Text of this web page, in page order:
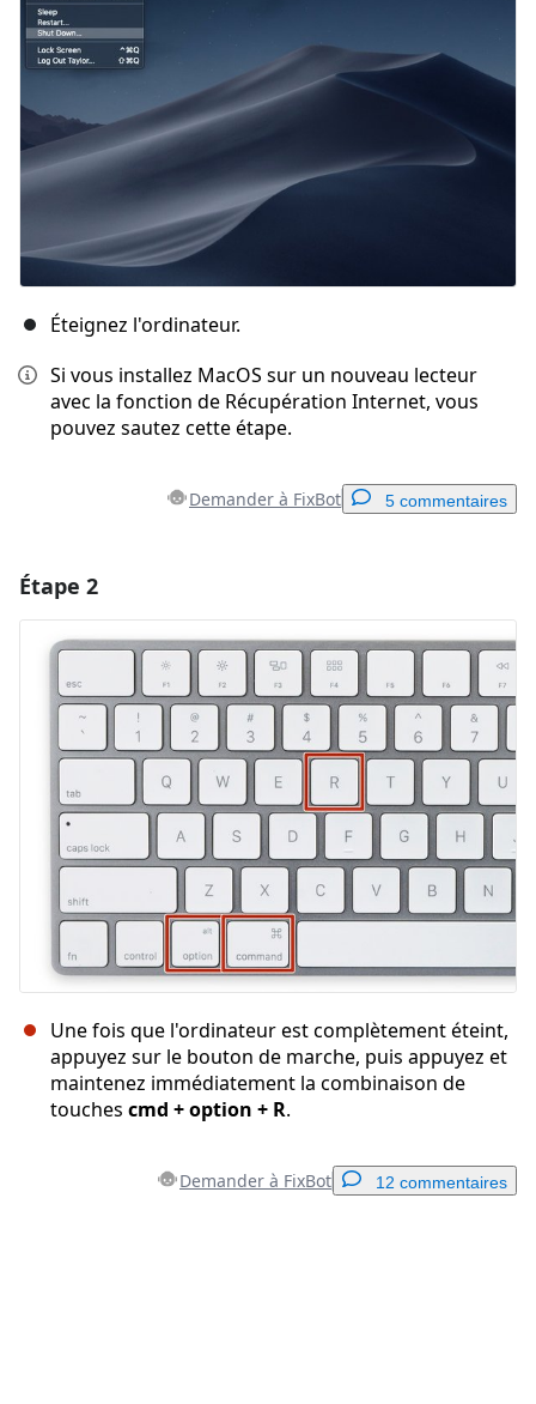
Éteignez l'ordinateur.
Si vous installez MacOS sur un nouveau lecteur
avec la fonction de Récupération Internet, vous
pouvez sautez cette étape.
Demander à FixBot 5 commentaires
Ajouter un commentaire
Annuler Publier un commentaire
Étape 2
Une fois que l'ordinateur est complètement éteint,
appuyez sur le bouton de marche, puis appuyez et
maintenez immédiatement la combinaison de
touches cmd + option + R.
Demander à FixBot 12 commentaires